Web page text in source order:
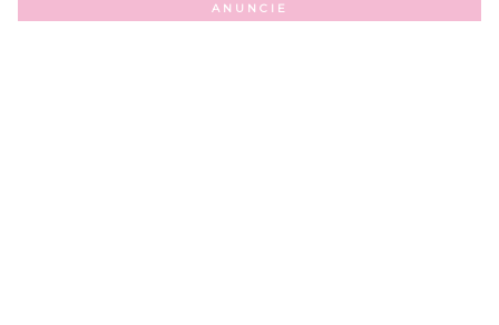
ANUNCIE